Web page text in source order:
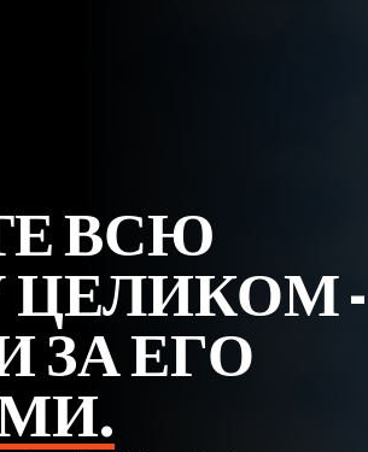
ВСЮ
ЦЕЛИКОМ -
ЗА ЕГО